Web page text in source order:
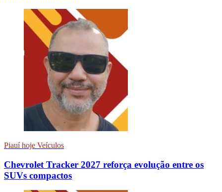
Piauí hoje Veículos
Chevrolet Tracker 2027 reforça evolução entre os
SUVs compactos